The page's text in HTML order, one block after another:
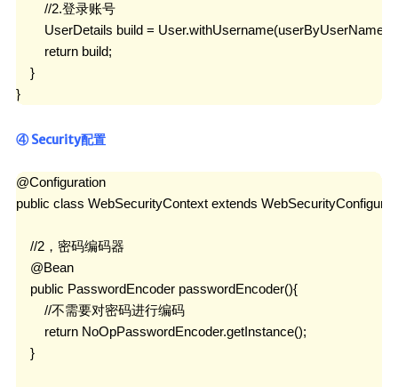
        //2.登录账号
UserDetails build =
        return build;
    }
}
④ Security配置
@Configuration
public class WebSecurityContext extends
    //2，密码编码器
    @Bean
    public PasswordEncoder passwordEncoder(){
        //不需要对密码进行编码
        return NoOpPasswordEncoder.getInstance();
    }